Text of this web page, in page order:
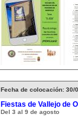
Fecha de colocación: 30/
Fiestas de Vallejo de
Del 3 al 9 de agosto